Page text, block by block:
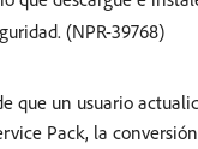
(NPR-39768)
que un usuario
Pack, la